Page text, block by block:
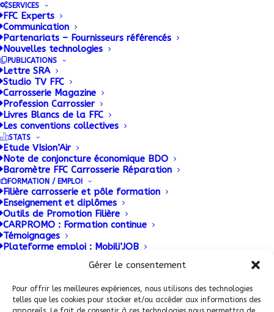
Gérer le consentement
Pour offrir les meilleures expériences, nous utilisons des technologies
telles que les cookies pour stocker et/ou accéder aux informations des
SERVICES
FFC Experts
Communication
Partenariats – Fournisseurs référencés
Nouvelles technologies
PUBLICATIONS
Lettre SRA
Studio TV FFC
Carrosserie Magazine
Profession Carrossier
Livres Blancs de la FFC
Les conventions collectives
STATS
Etude VIsion’Air
Note de conjoncture économique BDO
Baromètre FFC Carrosserie Réparation
FORMATION / EMPLOI
Filière carrosserie et pôle formation
Enseignement et diplômes
Outils de Promotion Filière
CARPROMO : Formation continue
Témoignages
Plateforme emploi : Mobili’JOB
ADHERENT FFC
22 JUIN 2015
Le prochain salon SOLUTRANS dédié à la filière PL,
qui se tiendra du 17 au 21 novembre à Lyon
Eurexpo, mettra à l’honneur les métiers de la
carrosserie à travers un espace formation de 300
m2 conçu et animé par la FFC…
Conditions Générales de Vente (CGV)
Politique de confidentialité